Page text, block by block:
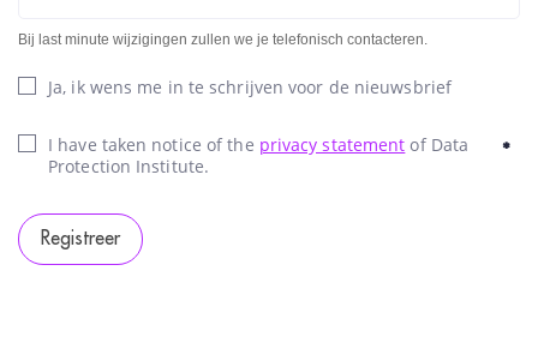
Bij last minute wijzigingen zullen we je telefonisch contacteren.
Ja, ik wens me in te schrijven voor de nieuwsbrief
*
I have taken notice of the privacy statement of Data
Protection Institute.
Registreer
e
n
t